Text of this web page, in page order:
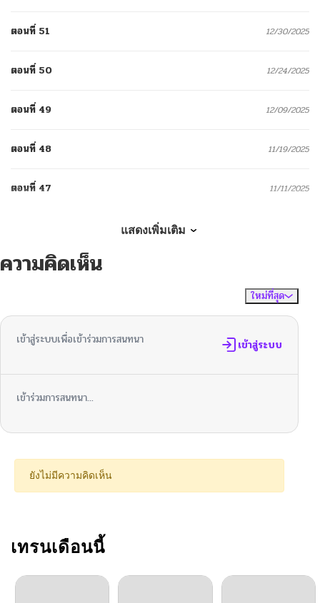
ตอนที่ 51 12/30/2025
ตอนที่ 50 12/24/2025
ตอนที่ 49 12/09/2025
ตอนที่ 48 11/19/2025
ตอนที่ 47 11/11/2025
ตอนที่ 45
10/14/2025
ตอนที่ 43 10/07/2025
09/02/2025
ตอนที่ 40 08/27/2025
ตอนที่ 38
ตอนที่ 37
แสดงเพิ่มเติม
ความคิดเห็น
ใหม่ที่สุด
เข้าสู่ระบบเพื่อเข้าร่วมการสนทนา เข้าสู่ระบบ
เข้าร่วมการสนทนา...
ยังไม่มีความคิดเห็น
เทรนเดือนนี้